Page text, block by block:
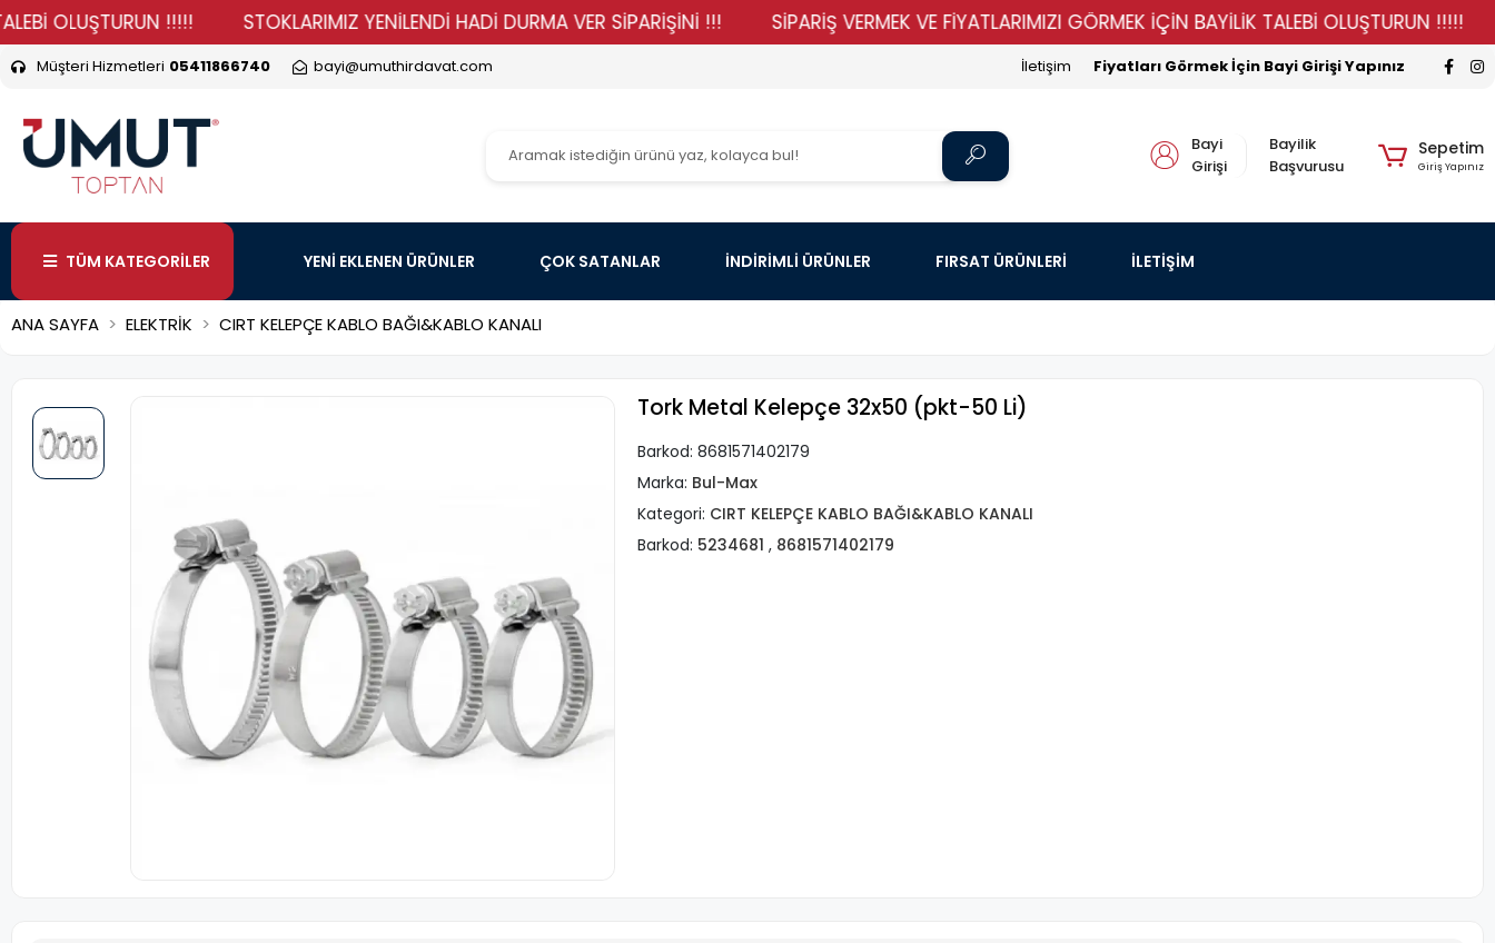
!!!!! STOKLARIMIZ YENİLENDİ HADİ DURMA VER SİPARİŞİNİ !!! SİPARİŞ VERMEK VE FİYATLARIMIZI GÖRMEK İÇİN BAYİLİK TALEBİ OLUŞTURUN !!!!!
Müşteri Hizmetleri 05411866740 bayi@umuthirdavat.com Fiyatları Görmek İçin Bayi Girişi Yapınız
İletişim
Bayi
Girişi
Bayilik
Başvurusu
Sepetim
Giriş Yapınız
TÜM KATEGORİLER YENİ EKLENEN ÜRÜNLER ÇOK SATANLAR İNDİRİMLİ ÜRÜNLER FIRSAT ÜRÜNLERİ İLETİŞİM
ANA SAYFA ELEKTRİK CIRT KELEPÇE KABLO BAĞI&KABLO KANALI
Tork Metal Kelepçe 32x50 (pkt-50 Li)
Barkod: 8681571402179
Marka: Bul-Max
Kategori: CIRT KELEPÇE KABLO BAĞI&KABLO KANALI
Barkod: 5234681 , 8681571402179